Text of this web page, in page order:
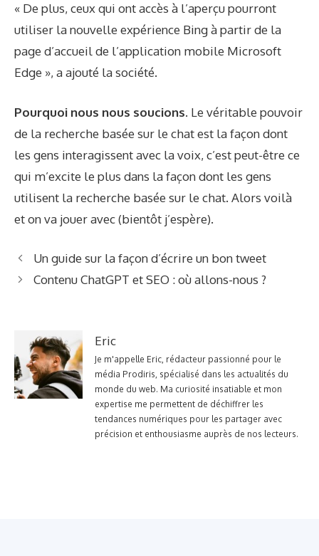
« De plus, ceux qui ont accès à l’aperçu pourront
utiliser la nouvelle expérience Bing à partir de la
page d’accueil de l’application mobile Microsoft
Edge », a ajouté la société.
Pourquoi nous nous soucions. Le véritable pouvoir
de la recherche basée sur le chat est la façon dont
les gens interagissent avec la voix, c’est peut-être ce
qui m’excite le plus dans la façon dont les gens
utilisent la recherche basée sur le chat. Alors voilà
et on va jouer avec (bientôt j’espère).
Un guide sur la façon d’écrire un bon tweet
Contenu ChatGPT et SEO : où allons-nous ?
Eric
Je m'appelle Eric, rédacteur passionné pour le
média Prodiris, spécialisé dans les actualités du
monde du web. Ma curiosité insatiable et mon
expertise me permettent de déchiffrer les
tendances numériques pour les partager avec
précision et enthousiasme auprès de nos lecteurs.